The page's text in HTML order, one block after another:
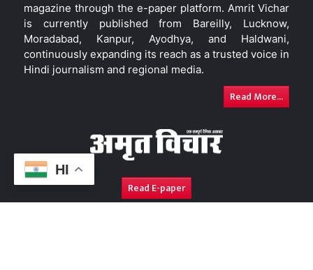
HI
magazine through the e-paper platform. Amrit Vichar
is currently published from Bareilly, Lucknow,
Moradabad, Kanpur, Ayodhya, and Haldwani,
continuously expanding its reach as a trusted voice in
Hindi journalism and regional media.
Read More...
Read E-paper